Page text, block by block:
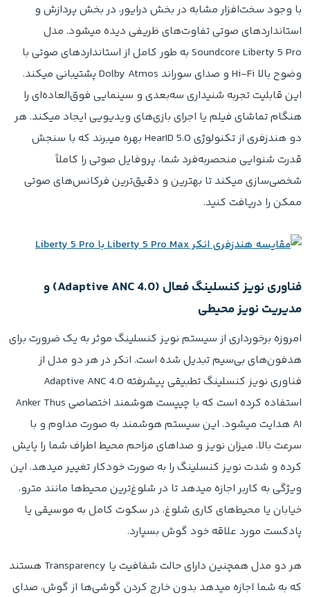
با وجود سخت‌افزار مشابه در بخش درایور، در بخش پردازش و
استانداردهای صوتی تفاوت‌های ظریفی دیده میشود. مدل
Soundcore Liberty 5 Pro به طور کامل از استانداردهای صوتی با
وضوح بالا Hi-Fi و صدای سوراند Dolby Atmos پشتیبانی میکند.
این قابلیت تجربه شنیداری سه‌بعدی و سینمایی فوق‌العاده‌ای را
هنگام تماشای فیلم یا اجرای بازی‌های ویدیویی ایجاد میکند. هر
دو هندزفری از تکنولوژی HearID 5.0 بهره میبرند که با سنجش
قدرت شنوایی منحصربه‌فرد شما، پروفایل صوتی را کاملاً
شخصی‌سازی میکند تا بهترین و دقیق‌ترین فرکانس‌های صوتی
ممکن را دریافت کنید.
فناوری نویز کنسلینگ فعال (Adaptive ANC 4.0) و
مدیریت نویز محیطی
امروزه برخورداری از سیستم نویز کنسلینگ موثر به یک ضرورت برای
هدفون‌های بی‌سیم تبدیل شده است. انکر در هر دو مدل از
فناوری نویز کنسلینگ تطبیقی پیشرفته Adaptive ANC 4.0
استفاده کرده است که با چیپست هوشمند اختصاصی Anker Thus
AI هدایت میشود. این سیستم هوشمند به صورت مداوم و با
سرعت بالا، میزان نویز و صداهای مزاحم محیط اطراف شما را پایش
کرده و شدت نویز کنسلینگ را به صورت خودکار تغییر میدهد. این
ویژگی به کاربر اجازه میدهد تا در شلوغ‌ترین محیط‌ها مانند مترو،
خیابان یا محیط‌های کاری شلوغ، در سکوت کامل به موسیقی یا
پادکست مورد علاقه خود گوش بسپارد.
هر دو مدل همچنین دارای حالت شفافیت یا Transparency هستند
که به شما اجازه میدهد بدون خارج کردن گوشی‌ها از گوش، صدای